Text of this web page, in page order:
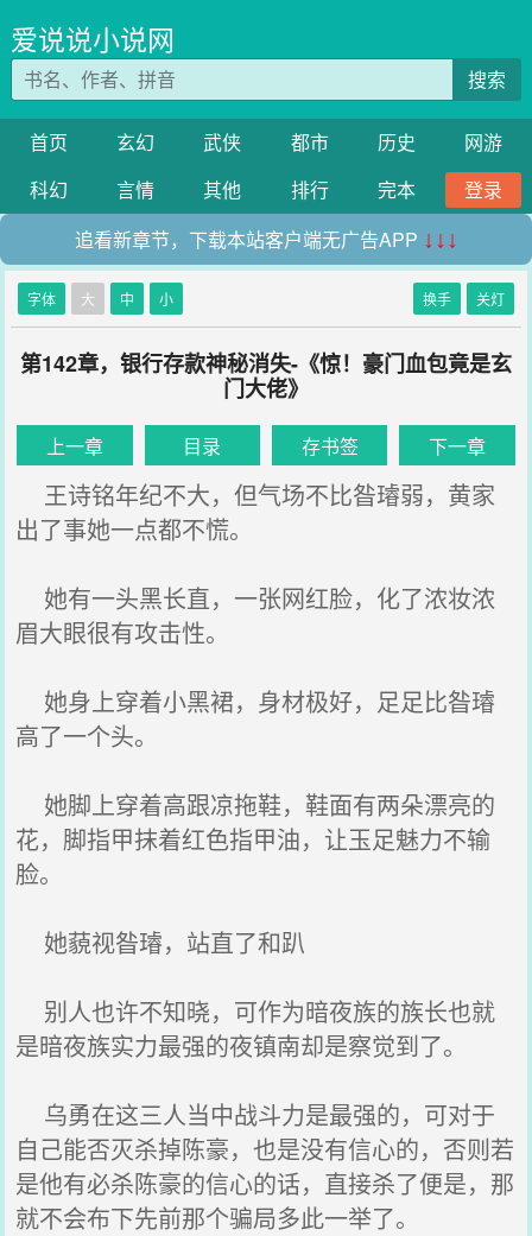
爱说说小说网
搜索
首页 玄幻 武侠 都市 历史
网游
科幻
言情 其他 排行 完本
登录
追看新章节，下载本站客户端无广告APP ↓↓↓
字体 大 中 小 换手 关灯
第142章，银行存款神秘消失-《惊！豪门血包竟是玄
门大佬》
上一章 目录 存书签 下一章
王诗铭年纪不大，但气场不比昝璿弱，黄家
出了事她一点都不慌。
她有一头黑长直，一张网红脸，化了浓妆浓
眉大眼很有攻击性。
她身上穿着小黑裙，身材极好，足足比昝璿
高了一个头。
她脚上穿着高跟凉拖鞋，鞋面有两朵漂亮的
花，脚指甲抹着红色指甲油，让玉足魅力不输
脸。
她藐视昝璿，站直了和趴
别人也许不知晓，可作为暗夜族的族长也就
是暗夜族实力最强的夜镇南却是察觉到了。
乌勇在这三人当中战斗力是最强的，可对于
自己能否灭杀掉陈豪，也是没有信心的，否则若
是他有必杀陈豪的信心的话，直接杀了便是，那
就不会布下先前那个骗局多此一举了。